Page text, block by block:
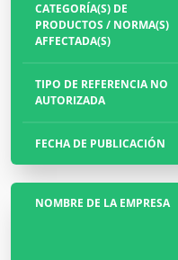
Actuar a través de
Innovar con nuestro
CATEGORÍA(S) DE
PRODUCTOS / NORMA(S)
AFFECTADA(S)
TIPO DE REFERENCIA NO
AUTORIZADA
FECHA DE PUBLICACIÓN
NOMBRE DE LA EMPRESA